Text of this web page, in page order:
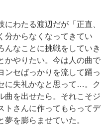
わたる渡辺だが「正直、
分からなくなってきてい
んなことに挑戦をしていき
かやりたい。今は人の曲で
ンセばっかりを流して踊っ
に失礼かなと思って…。ク
曲を出せたら。それこそジ
トさんに作ってもらってデ
夢を膨らませていた。